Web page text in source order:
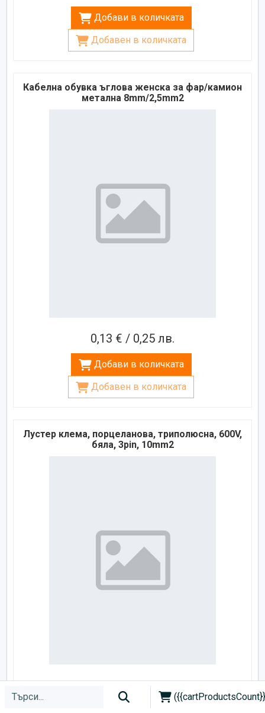
Добави в количката
Добавен в количката
Кабелна обувка ъглова женска за фар/камион
метална 8mm/2,5mm2
0,13 € / 0,25 лв.
Добави в количката
Добавен в количката
Лустер клема, порцеланова, триполюсна, 600V,
бяла, 3pin, 10mm2
1,23 € / 2,41 лв.